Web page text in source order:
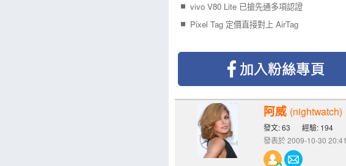
vivo V80 Lite 已搶先通多項認證
Pixel Tag 定價直接對上 AirTag
阿威 (nightwatch)
發文: 63
經驗: 194
發表於 2009-10-30 20:41